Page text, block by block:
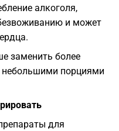
алкоголя,
и может
заменить более
порциями
для